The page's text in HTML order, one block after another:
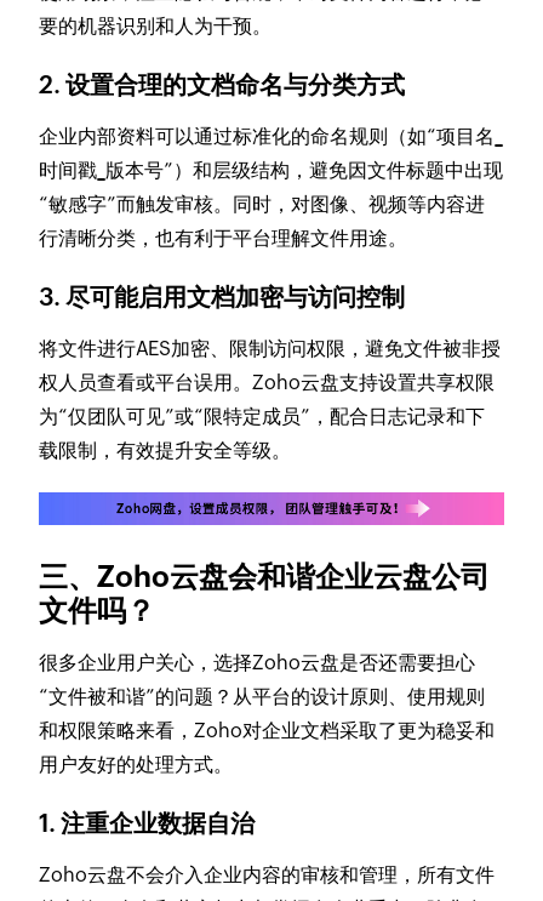
要的机器识别和人为干预。
2. 设置合理的文档命名与分类方式
企业内部资料可以通过标准化的命名规则（如“项目名_
时间戳_版本号”）和层级结构，避免因文件标题中出现
“敏感字”而触发审核。同时，对图像、视频等内容进
行清晰分类，也有利于平台理解文件用途。
3. 尽可能启用文档加密与访问控制
将文件进行AES加密、限制访问权限，避免文件被非授
权人员查看或平台误用。Zoho云盘支持设置共享权限
为“仅团队可见”或“限特定成员”，配合日志记录和下
载限制，有效提升安全等级。
三、Zoho云盘会和谐企业云盘公司
文件吗？
很多企业用户关心，选择Zoho云盘是否还需要担心
“文件被和谐”的问题？从平台的设计原则、使用规则
和权限策略来看，Zoho对企业文档采取了更为稳妥和
用户友好的处理方式。
1. 注重企业数据自治
Zoho云盘不会介入企业内容的审核和管理，所有文件